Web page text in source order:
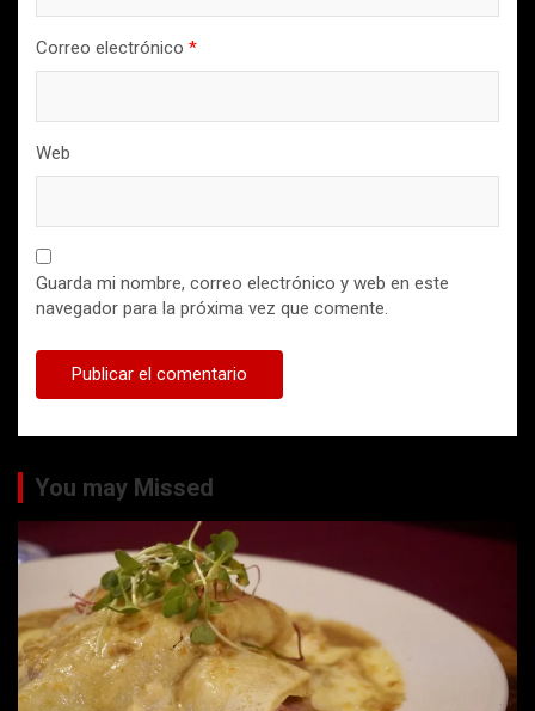
Correo electrónico *
Web
Guarda mi nombre, correo electrónico y web en este
navegador para la próxima vez que comente.
You may Missed